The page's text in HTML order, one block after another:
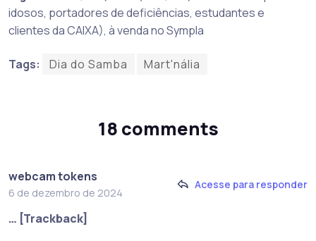
idosos, portadores de deficiências, estudantes e
clientes da CAIXA), à venda no Sympla
Tags: Dia do Samba Mart'nália
18 comments
webcam tokens
6 de dezembro de 2024
Acesse para responder
… [Trackback]